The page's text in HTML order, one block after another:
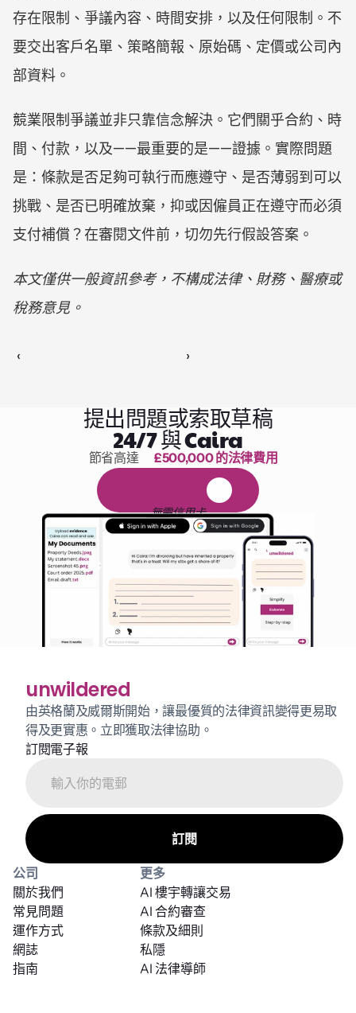
存在限制、爭議內容、時間安排，以及任何限制。不
要交出客戶名單、策略簡報、原始碼、定價或公司內
部資料。
競業限制爭議並非只靠信念解決。它們關乎合約、時
間、付款，以及——最重要的是——證據。實際問題
是：條款是否足夠可執行而應遵守、是否薄弱到可以
挑戰、是否已明確放棄，抑或因僱員正在遵守而必須
支付補償？在審閱文件前，切勿先行假設答案。
本文僅供一般資訊參考，不構成法律、財務、醫療或
稅務意見。
‹ ›
提出問題或索取草稿
24/7 與 Caira
1,000 小時的閱讀
節省高達 £500,000 的法律費用
無需信用卡
unwildered
由英格蘭及威爾斯開始，讓最優質的法律資訊變得更易取
得及更實惠。立即獲取法律協助。
訂閱電子報
公司
關於我們
常見問題
運作方式
網誌
指南
更多
條款及細則
AI 合約審查
AI 法律導師
私隱
AI 樓宇轉讓交易